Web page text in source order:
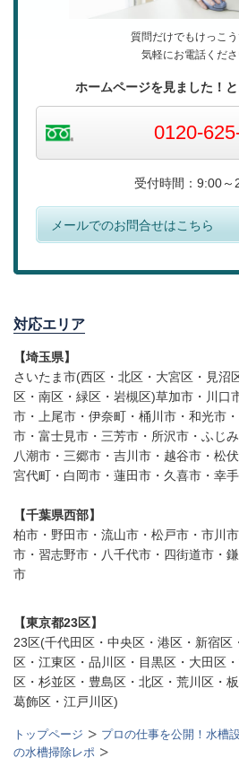
質問だけでもけっこう
気軽にお電話くださ
ホームページを見ました！
0120-
受付時間：9:00～
メールでのお問合せはこちら
対応エリア
【埼玉県】
さいたま市(西区・北区・大宮区・見沼
区・南区・緑区・岩槻区)草加市・川口
市・上尾市・伊奈町・桶川市・和光市
市・富士見市・三芳市・所沢市・ふじ
八潮市・三郷市・吉川市・越谷市・松
宮代町・白岡市・蓮田市・久喜市・幸
【千葉県西部】
柏市・野田市・流山市・松戸市・市川
市・習志野市・八千代市・四街道市・
市
【東京都23区】
23区(千代田区・中央区・港区・新宿区
区・江東区・品川区・目黒区・大田区
区・杉並区・豊島区・北区・荒川区・
葛飾区・江戸川区)
トップページ プロの仕事を公開！水槽
の水槽掃除レポ